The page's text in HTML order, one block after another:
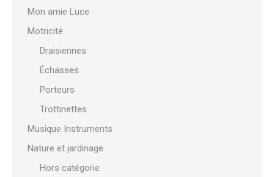
Mon amie Luce
Motricité
Draisiennes
Échasses
Porteurs
Trottinettes
Musique Instruments
Nature et jardinage
Hors catégorie